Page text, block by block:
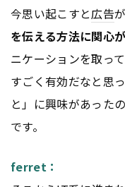
今思い起こすと広告
を伝える方法に関心
ニケーションを取っ
すごく有効だなと思
と」に興味があった
です。
ferret：